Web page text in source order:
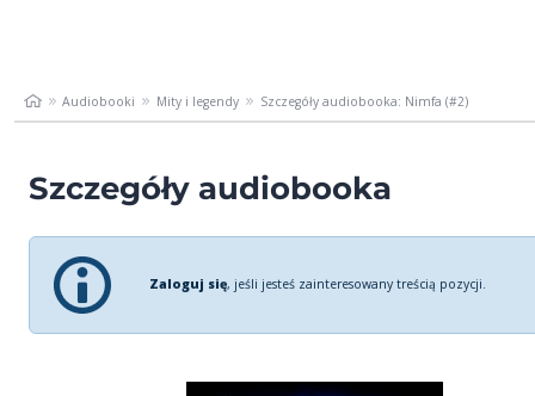
Audiobooki Mity i legendy Szczegóły audiobooka: Nimfa (#2)
Szczegóły audiobooka
Zaloguj się, jeśli jesteś zainteresowany treścią pozycji.